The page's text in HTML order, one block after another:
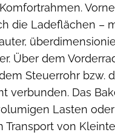
die Ladeflächen –
Über dem
Steuerrohr bzw.
verbunden. Das
Lasten
Transport von